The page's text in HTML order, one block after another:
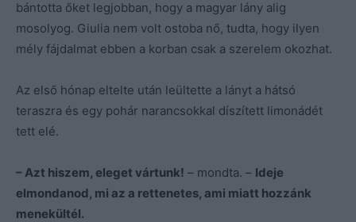
bántotta őket legjobban, hogy a magyar lány alig
mosolyog. Giulia nem volt ostoba nő, tudta, hogy ilyen
mély fájdalmat ebben a korban csak a szerelem okozhat.
Az első hónap eltelte után leültette a lányt a hátsó
teraszra és egy pohár narancsokkal díszített limonádét
tett elé.
– Azt hiszem, eleget vártunk! – mondta. – Ideje
elmondanod, mi az a rettenetes, ami miatt hozzánk
menekültél.